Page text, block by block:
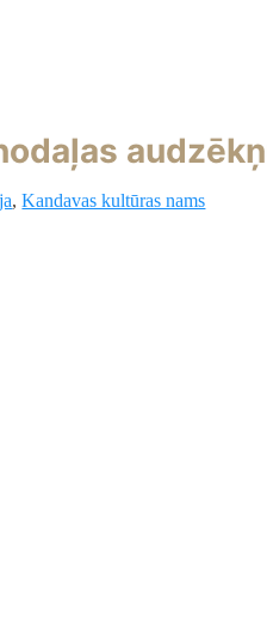
,Kandavas kultūras nams